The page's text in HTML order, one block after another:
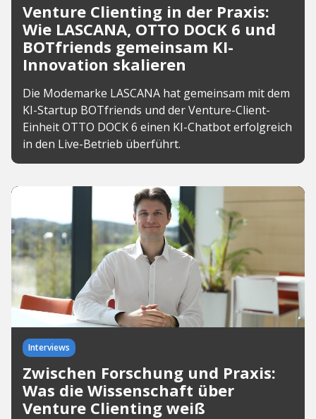
Venture Clienting in der Praxis:
Wie LASCANA, OTTO DOCK 6 und
BOTfriends gemeinsam KI-
Innovation skalieren
Die Modemarke LASCANA hat gemeinsam mit dem
KI-Startup BOTfriends und der Venture-Client-
Einheit OTTO DOCK 6 einen KI-Chatbot erfolgreich
in den Live-Betrieb überführt.
Interviews
Zwischen Forschung und Praxis:
Was die Wissenschaft über
Venture Clienting weiß